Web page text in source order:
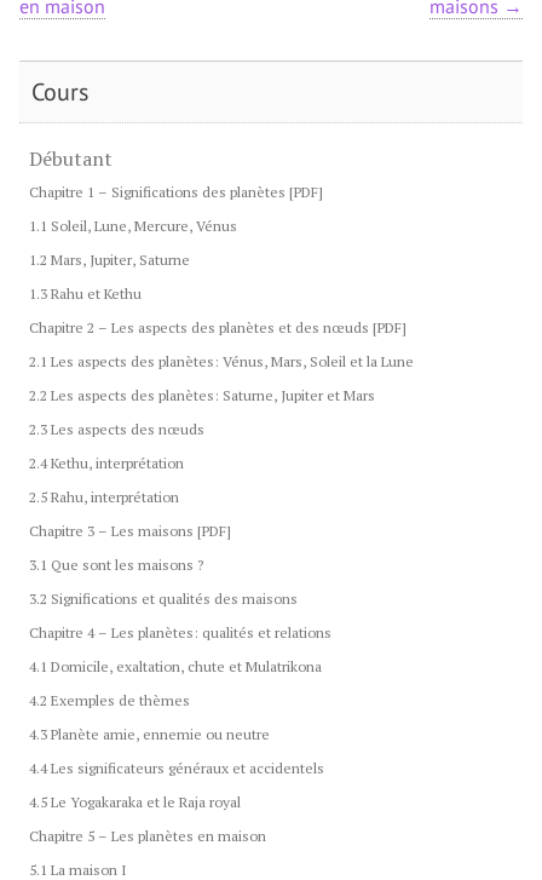
en maison
maisons →
Cours
Débutant
Chapitre 1 – Significations des planètes [PDF]
1.1 Soleil, Lune, Mercure, Vénus
1.2 Mars, Jupiter, Saturne
1.3 Rahu et Kethu
Chapitre 2 – Les aspects des planètes et des nœuds [PDF]
2.1 Les aspects des planètes: Vénus, Mars, Soleil et la Lune
2.2 Les aspects des planètes: Saturne, Jupiter et Mars
2.3 Les aspects des nœuds
2.4 Kethu, interprétation
2.5 Rahu, interprétation
Chapitre 3 – Les maisons [PDF]
3.1 Que sont les maisons ?
3.2 Significations et qualités des maisons
Chapitre 4 – Les planètes: qualités et relations
4.1 Domicile, exaltation, chute et Mulatrikona
4.2 Exemples de thèmes
4.3 Planète amie, ennemie ou neutre
4.4 Les significateurs généraux et accidentels
4.5 Le Yogakaraka et le Raja royal
Chapitre 5 – Les planètes en maison
5.1 La maison I